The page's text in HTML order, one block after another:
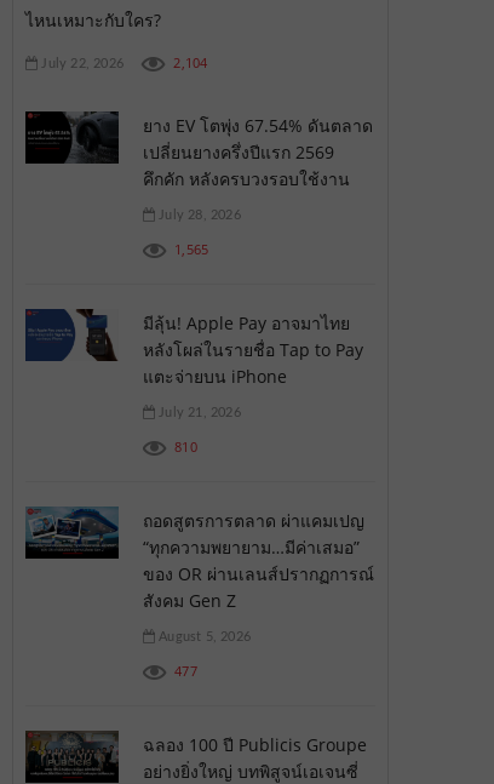
ไหนเหมาะกับใคร?
July 22, 2026 2,104
ยาง EV โตพุ่ง 67.54% ดันตลาด
เปลี่ยนยางครึ่งปีแรก 2569
คึกคัก หลังครบวงรอบใช้งาน
July 28, 2026
1,565
มีลุ้น! Apple Pay อาจมาไทย
หลังโผล่ในรายชื่อ Tap to Pay
แตะจ่ายบน iPhone
July 21, 2026
810
ถอดสูตรการตลาด ผ่าแคมเปญ
“ทุกความพยายาม…มีค่าเสมอ”
ของ OR ผ่านเลนส์ปรากฏการณ์
สังคม Gen Z
August 5, 2026
477
ฉลอง 100 ปี Publicis Groupe
อย่างยิ่งใหญ่ บทพิสูจน์เอเจนซี่